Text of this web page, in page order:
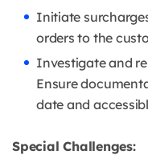
Initiate
orders to the
Investigate and
Ensure
date and
Special Challenges: